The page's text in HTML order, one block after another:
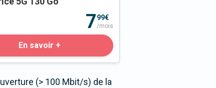
799€
/mois
En savoir +
(> 100 Mbit/s) de la